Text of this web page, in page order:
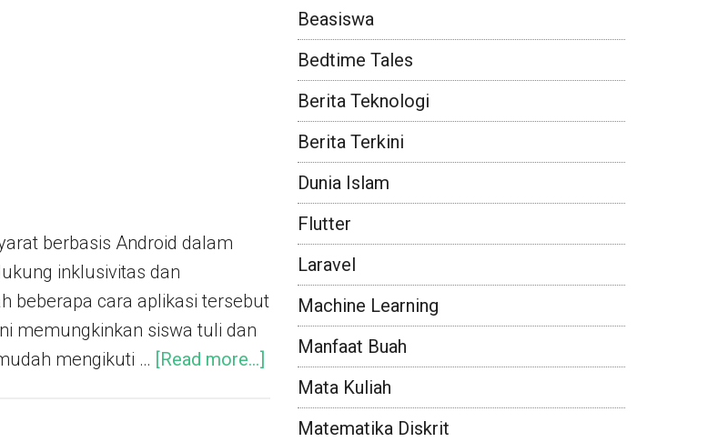
berbasis Android dalam
inklusivitas dan
beberapa cara aplikasi tersebut
memungkinkan siswa tuli dan
mengikuti … [Read more...]
Beasiswa
Bedtime Tales
Berita Teknologi
Berita Terkini
Dunia Islam
Flutter
Laravel
Machine Learning
Manfaat Buah
Mata Kuliah
Matematika Diskrit